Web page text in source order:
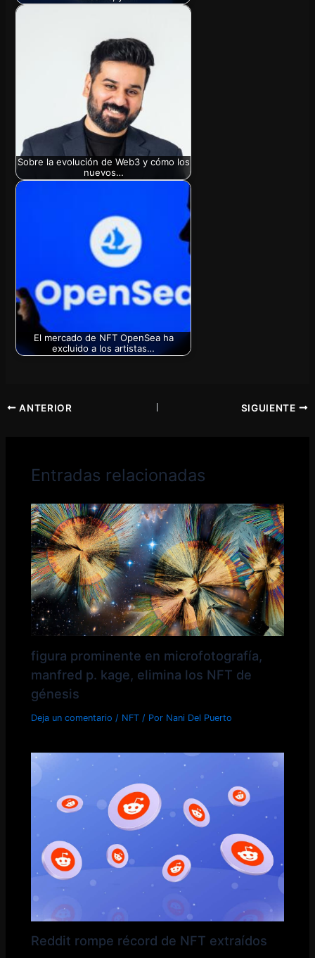
Sobre la evolución de Web3 y cómo los
nuevos…
El mercado de NFT OpenSea ha
excluido a los artistas…
ANTERIOR SIGUIENTE
Entradas relacionadas
figura prominente en microfotografía,
manfred p. kage, elimina los NFT de
génesis
Deja un comentario / NFT / Por Nani Del Puerto
Reddit rompe récord de NFT extraídos